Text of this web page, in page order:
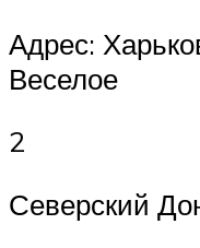
Адрес:
Веселое
2
Северский